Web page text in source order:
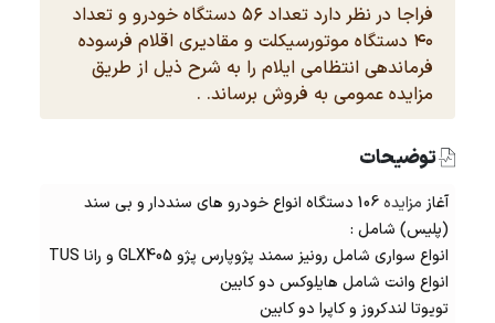
فراجا در نظر دارد تعداد ۵۶ دستگاه خودرو و تعداد
۴۰ دستگاه موتورسیکلت و مقادیری اقلام فرسوده
فرماندهی انتظامی ایلام را به شرح ذیل از طریق
مزایده عمومی به فروش برساند. .
توضیحات
آغازمزایده
106 دستگاه انواع خودرو های سنددار و بی سند
(پلیس) شامل :
انواع سواری شامل رونیز سمند پژوپارس پژو GLX405 و رانا TUS
انواع وانت شامل هایلوکس دو کابین
تویوتا لندکروز و کاپرا دو کابین